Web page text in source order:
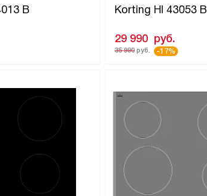
B Korting HI 43053 B
29 990 руб.
35 990руб. -17%